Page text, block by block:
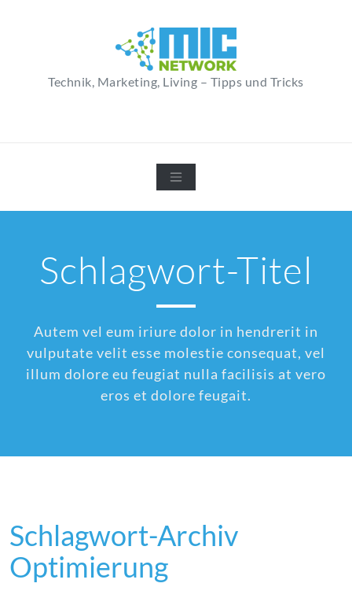
Technik, Marketing, Living – Tipps und Tricks
Schlagwort-Titel
Autem vel eum iriure dolor in hendrerit in
vulputate velit esse molestie consequat, vel
illum dolore eu feugiat nulla facilisis at vero
eros et dolore feugait.
Schlagwort-Archiv
Optimierung